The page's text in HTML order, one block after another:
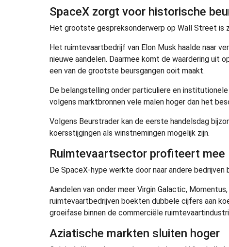
SpaceX zorgt voor historische
Het grootste gespreksonderwerp op Wall Street is
Het ruimtevaartbedrijf van Elon Musk haalde naar
nieuwe aandelen. Daarmee komt de waardering uit
een van de grootste beursgangen ooit maakt.
De belangstelling onder particuliere en
volgens marktbronnen vele malen hoger dan het
Volgens Beurstrader kan de eerste handelsdag
koersstijgingen als winstnemingen mogelijk zijn.
Ruimtevaartsector profiteert mee
De SpaceX-hype werkte door naar andere
Aandelen van onder meer Virgin Galactic,
ruimtevaartbedrijven boekten dubbele cijfers aan
groeifase binnen de commerciële
Aziatische markten sluiten hoger